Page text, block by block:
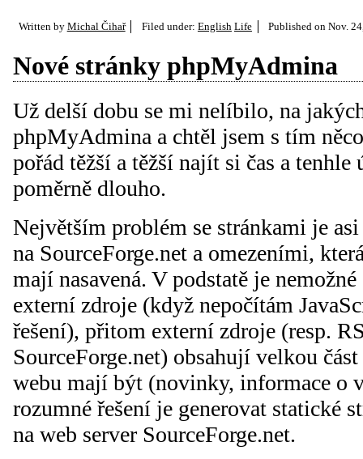
Written by Michal Čihař Filed under: English Life Published onNov.
Nové stránky phpMyAdmina
Už delší dobu se mi nelíbilo, na
phpMyAdmina a chtěl jsem s tím
pořád těžší a těžší najít si čas a
poměrně dlouho.
Největším problém se stránkami je
na SourceForge.net a omezeními,
mají nasavená. V podstatě je
externí zdroje (když nepočítám
řešení), přitom externí zdroje (resp.
SourceForge.net) obsahují velkou
webu mají být (novinky, informace o
rozumné řešení je generovat statické
na web server SourceForge.net.